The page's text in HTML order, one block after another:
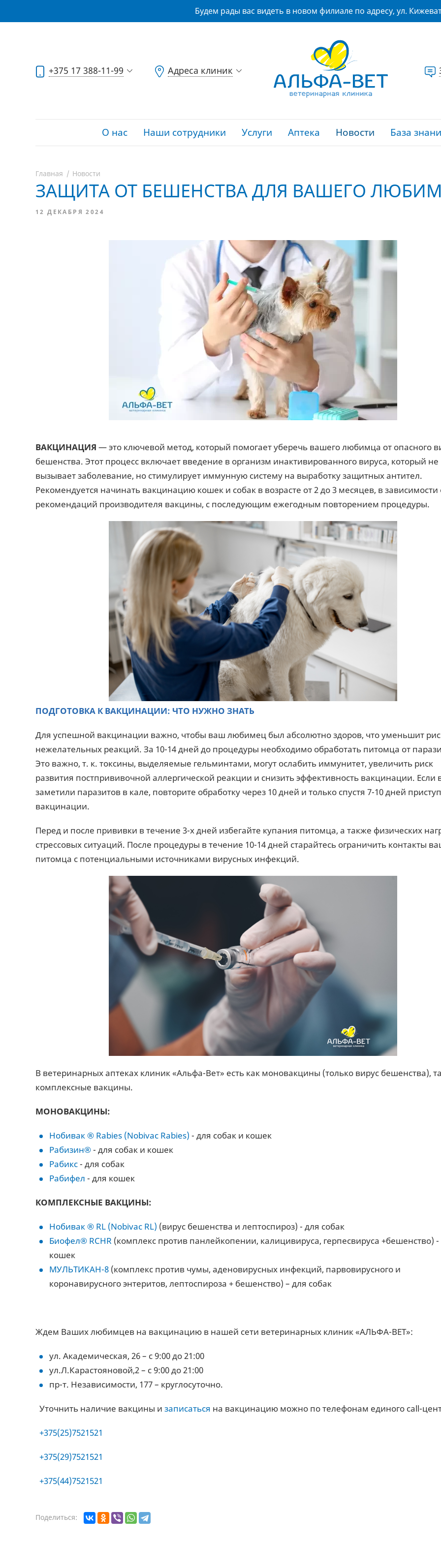
Будем рады вас видеть в новом филиале по адресу, ул.
+375 17 388-11-99 Адреса клиник
О нас Наши сотрудники Услуги Аптека Новости База
Главная Новости
ЗАЩИТА ОТ БЕШЕНСТВА ДЛЯ ВАШЕГО
12 ДЕКАБРЯ 2024
ВАКЦИНАЦИЯ — это ключевой метод, который помогает уберечь вашего любимца от опасного
бешенства. Этот процесс включает введение в организм инактивированного вируса, который не
вызывает заболевание, но стимулирует иммунную систему на выработку защитных антител.
Рекомендуется начинать вакцинацию кошек и собак в возрасте от 2 до 3 месяцев, в зависимости
рекомендаций производителя вакцины, с последующим ежегодным повторением процедуры.
ПОДГОТОВКА К ВАКЦИНАЦИИ: ЧТО НУЖНО ЗНАТЬ
Для успешной вакцинации важно, чтобы ваш любимец был абсолютно здоров, что уменьшит
нежелательных реакций. За 10-14 дней до процедуры необходимо обработать питомца от
Это важно, т. к. токсины, выделяемые гельминтами, могут ослабить иммунитет, увеличить риск
развития постпрививочной аллергической реакции и снизить эффективность вакцинации. Если
заметили паразитов в кале, повторите обработку через 10 дней и только спустя 7-10 дней
вакцинации.
Перед и после прививки в течение 3-х дней избегайте купания питомца, а также физических
стрессовых ситуаций. После процедуры в течение 10-14 дней старайтесь ограничить контакты
питомца с потенциальными источниками вирусных инфекций.
В ветеринарных аптеках клиник «Альфа-Вет» есть как моновакцины (только вирус бешенства),
комплексные вакцины.
МОНОВАКЦИНЫ:
Нобивак ® Rabies (Nobivaс Rabies) - для собак и кошек
Рабизин®- для собак и кошек
Рабикс- для собак
Рабифел - для кошек
КОМПЛЕКСНЫЕ ВАКЦИНЫ:
Нобивак ® RL (Nobivaс RL) (вирус бешенства и лептоспироз) - для собак
Биофел® RCHR (комплекс против панлейкопении, калицивируса, герпесвируса +бешенство) -
кошек
МУЛЬТИКАН-8 (комплекс против чумы, аденовирусных инфекций, парвовирусного и
коронавирусного энтеритов, лептоспироза + бешенство) – для собак
Ждем Ваших любимцев на вакцинацию в нашей сети ветеринарных клиник «АЛЬФА-ВЕТ»:
ул. Академическая, 26 – с 9:00 до 21:00
ул.Л.Карастояновой,2 – с 9:00 до 21:00
пр-т. Независимости, 177 – круглосуточно.
Уточнить наличие вакцины и записаться на вакцинацию можно по телефонам единого call-
+375(25)7521521
+375(29)7521521
+375(44)7521521
Поделиться: